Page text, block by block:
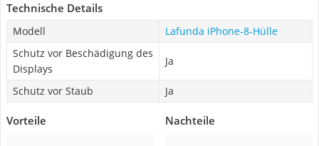
Technische Details
Modell
Lafunda iPhone-8-Hülle
Schutz vor Beschädigung des
Displays
Ja
Schutz vor Staub Ja
Vorteile Nachteile